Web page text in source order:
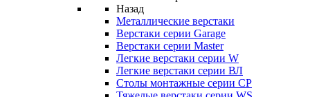
Назад
Металлические верстаки
Верстаки серии Garage
Верстаки серии Master
Легкие верстаки серии W
Легкие верстаки серии ВЛ
Столы монтажные серии СР